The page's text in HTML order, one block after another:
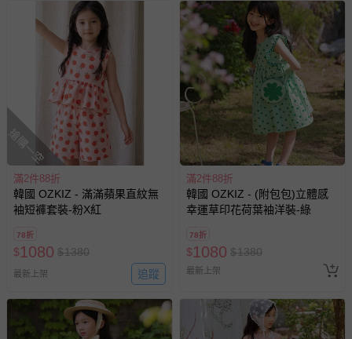
搶購一空
滿2件88折
韓國 OZKIZ - 滿滿蘋果直紋無
袖短褲套裝-粉X紅
78折
$1080 $1380
最新上架 追蹤
滿2件88折
韓國 OZKIZ - (附包包)立體感
幸運草印花荷葉袖洋裝-綠
78折
$1080 $1380
最新上架